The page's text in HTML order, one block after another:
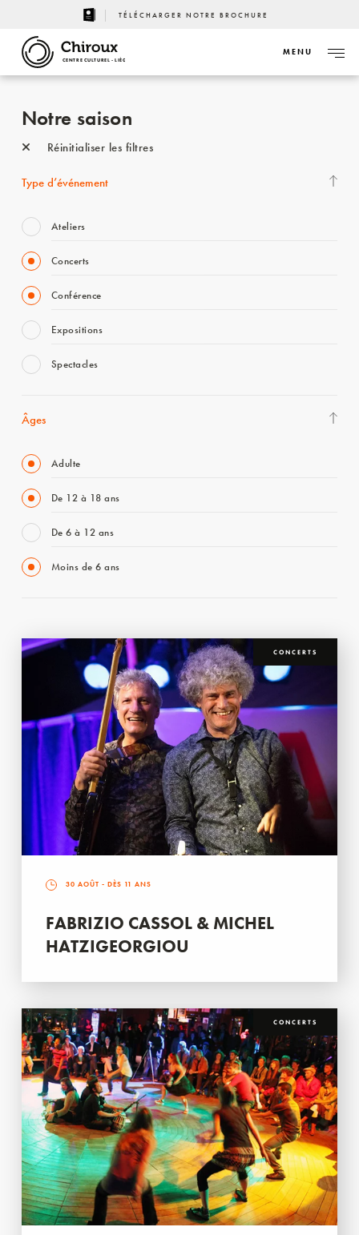
TÉLÉCHARGER NOTRE BROCHURE
CENTRE CULTUREL - LIÈGE
MENU
Notre saison
Réinitialiser les filtres
Type d’événement
Ateliers
Concerts
Conférence
Expositions
Spectacles
Âges
Adulte
De 12 à 18 ans
De 6 à 12 ans
Moins de 6 ans
CONCERTS
30 AOÛT - DÈS 11 ANS
FABRIZIO CASSOL & MICHEL
HATZIGEORGIOU
CONCERTS